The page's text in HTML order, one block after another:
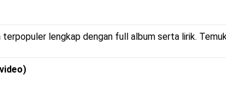
terpopuler lengkap dengan full album serta lirik.